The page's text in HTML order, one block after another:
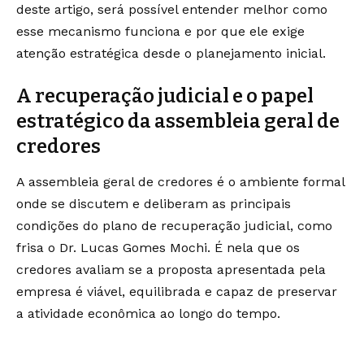
deste artigo, será possível entender melhor como
esse mecanismo funciona e por que ele exige
atenção estratégica desde o planejamento inicial.
A recuperação judicial e o papel
estratégico da assembleia geral de
credores
A assembleia geral de credores é o ambiente formal
onde se discutem e deliberam as principais
condições do plano de recuperação judicial, como
frisa o Dr. Lucas Gomes Mochi. É nela que os
credores avaliam se a proposta apresentada pela
empresa é viável, equilibrada e capaz de preservar
a atividade econômica ao longo do tempo.